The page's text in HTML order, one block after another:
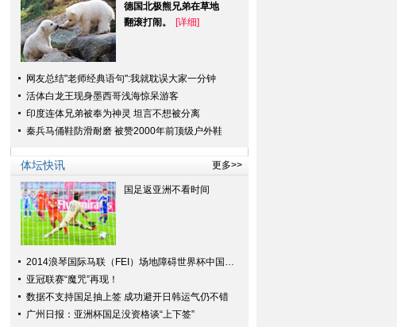
德国北极熊兄弟在草地
翻滚打闹。
[详细]
网友总结"老师经典语句":我就耽误大家一分钟
活体白龙王现身墨西哥浅海惊呆游客
印度连体兄弟被奉为神灵 坦言不想被分离
秦兵马俑鞋防滑耐磨 被赞2000年前顶级户外鞋
体坛快讯 更多>>
国足返亚洲不看时间
2014浪琴国际马联（FEI）场地障碍世界杯中国联赛大幕即将揭开
亚冠联赛“魔咒”再现！
数据不支持国足抽上签 成功避开日韩运气仍不错
广州日报：亚洲杯国足没资格谈“上下签”